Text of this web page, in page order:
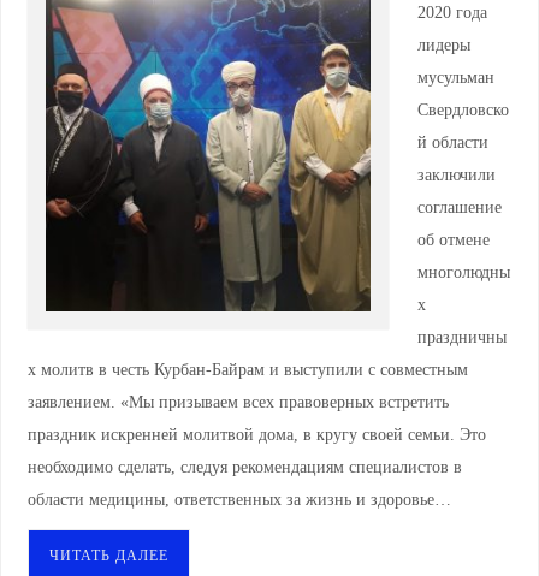
2020 года
лидеры
мусульман
Свердловско
й области
заключили
соглашение
об отмене
многолюдны
х
праздничны
х молитв в честь Курбан-Байрам и выступили с совместным
заявлением. «Мы призываем всех правоверных встретить
праздник искренней молитвой дома, в кругу своей семьи. Это
необходимо сделать, следуя рекомендациям специалистов в
области медицины, ответственных за жизнь и здоровье…
ЧИТАТЬ ДАЛЕЕ